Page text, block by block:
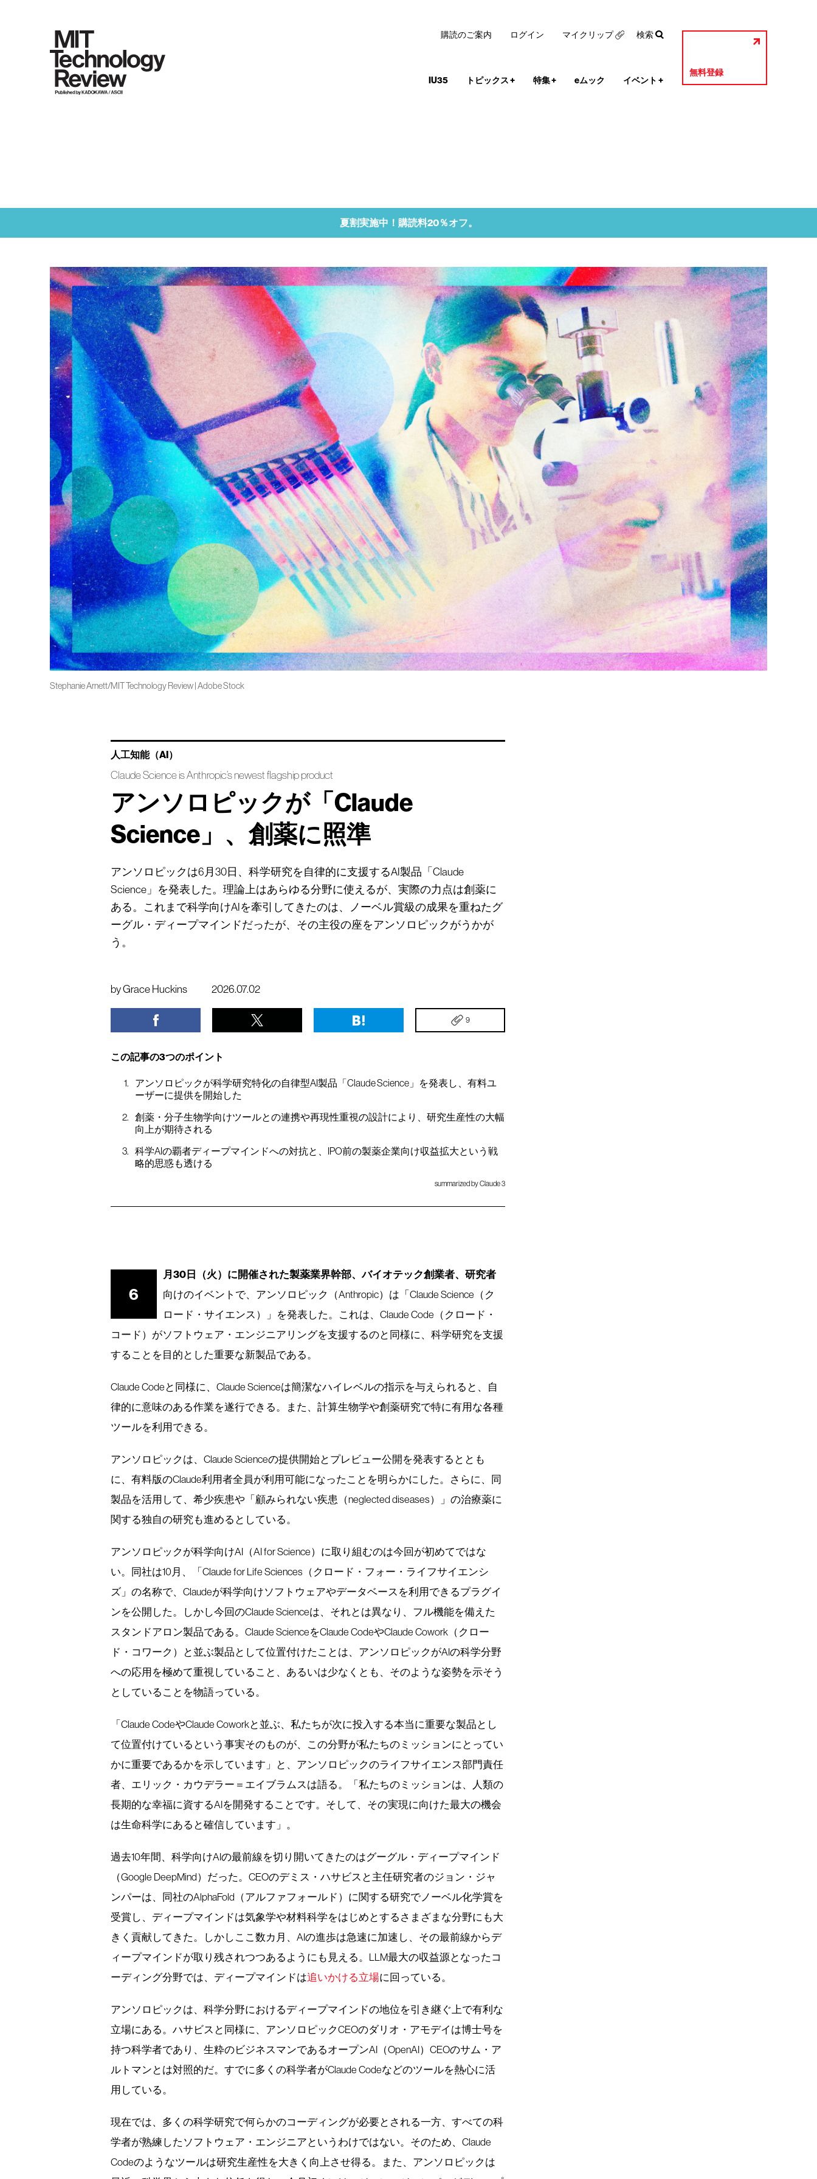
IU35 トピックス+ 特集+ eムック イベント +
無料登録
購読のご案内 ログイン マイクリップ 検索
夏割実施中！購読料20％オフ。
Stephanie Arnett/MIT Technology Review | Adobe Stock
人工知能（AI）
Claude Science is Anthropic’s newest flagship product
アンソロピックが「Claude
Science」、創薬に照準
アンソロピックは6月30日、科学研究を自律的に支援するAI製品「Claude
Science」を発表した。理論上はあらゆる分野に使えるが、実際の力点は創薬に
ある。これまで科学向けAIを牽引してきたのは、ノーベル賞級の成果を重ねたグ
ーグル・ディープマインドだったが、その主役の座をアンソロピックがうかが
う。
byGrace Huckins 2026.07.02
9
この記事の3つのポイント
アンソロピックが科学研究特化の自律型AI製品「Claude Science」を発表し、有料ユ
ーザーに提供を開始した
創薬・分子生物学向けツールとの連携や再現性重視の設計により、研究生産性の大幅
向上が期待される
科学AIの覇者ディープマインドへの対抗と、IPO前の製薬企業向け収益拡大という戦
略的思惑も透ける
summarized by Claude 3
6
月30日（火）に開催された製薬業界幹部、バイオテック創業者、研究者
向けのイベントで、アンソロピック（Anthropic）は「Claude Science（ク
ロード・サイエンス）」を発表した。これは、Claude Code（クロード・
コード）がソフトウェア・エンジニアリングを支援するのと同様に、科学研究を支援
することを目的とした重要な新製品である。
Claude Codeと同様に、Claude Scienceは簡潔なハイレベルの指示を与えられると、自
律的に意味のある作業を遂行できる。また、計算生物学や創薬研究で特に有用な各種
ツールを利用できる。
アンソロピックは、Claude Scienceの提供開始とプレビュー公開を発表するととも
に、有料版のClaude利用者全員が利用可能になったことを明らかにした。さらに、同
製品を活用して、希少疾患や「顧みられない疾患（neglected diseases）」の治療薬に
関する独自の研究も進めるとしている。
アンソロピックが科学向けAI（AI for Science）に取り組むのは今回が初めてではな
い。同社は10月、「Claude for Life Sciences（クロード・フォー・ライフサイエンシ
ズ」の名称で、Claudeが科学向けソフトウェアやデータベースを利用できるプラグイ
ンを公開した。しかし今回のClaude Scienceは、それとは異なり、フル機能を備えた
スタンドアロン製品である。Claude ScienceをClaude CodeやClaude Cowork（クロー
ド・コワーク）と並ぶ製品として位置付けたことは、アンソロピックがAIの科学分野
への応用を極めて重視していること、あるいは少なくとも、そのような姿勢を示そう
としていることを物語っている。
「Claude CodeやClaude Coworkと並ぶ、私たちが次に投入する本当に重要な製品とし
て位置付けているという事実そのものが、この分野が私たちのミッションにとってい
かに重要であるかを示しています」と、アンソロピックのライフサイエンス部門責任
者、エリック・カウデラー＝エイブラムスは語る。「私たちのミッションは、人類の
長期的な幸福に資するAIを開発することです。そして、その実現に向けた最大の機会
は生命科学にあると確信しています」。
過去10年間、科学向けAIの最前線を切り開いてきたのはグーグル・ディープマインド
（Google DeepMind）だった。CEOのデミス・ハサビスと主任研究者のジョン・ジャ
ンパーは、同社のAlphaFold（アルファフォールド）に関する研究でノーベル化学賞を
受賞し、ディープマインドは気象学や材料科学をはじめとするさまざまな分野にも大
きく貢献してきた。しかしここ数カ月、AIの進歩は急速に加速し、その最前線からデ
ィープマインドが取り残されつつあるようにも見える。LLM最大の収益源となったコ
ーディング分野では、ディープマインドは追いかける立場に回っている。
アンソロピックは、科学分野におけるディープマインドの地位を引き継ぐ上で有利な
立場にある。ハサビスと同様に、アンソロピックCEOのダリオ・アモデイは博士号を
持つ科学者であり、生粋のビジネスマンであるオープンAI（OpenAI）CEOのサム・ア
ルトマンとは対照的だ。すでに多くの科学者がClaude Codeなどのツールを熱心に活
用している。
現在では、多くの科学研究で何らかのコーディングが必要とされる一方、すべての科
学者が熟練したソフトウェア・エンジニアというわけではない。そのため、Claude
Codeのようなツールは研究生産性を大きく向上させ得る。また、アンソロピックは